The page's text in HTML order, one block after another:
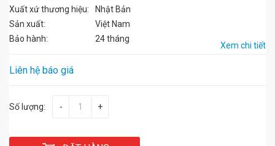
Xuất xứ thương hiệu:
Nhật Bản
Sản xuất:
Việt Nam
Bảo hành:
24 tháng
Xem chi tiết
Liên hệ báo giá
Số lượng: - +